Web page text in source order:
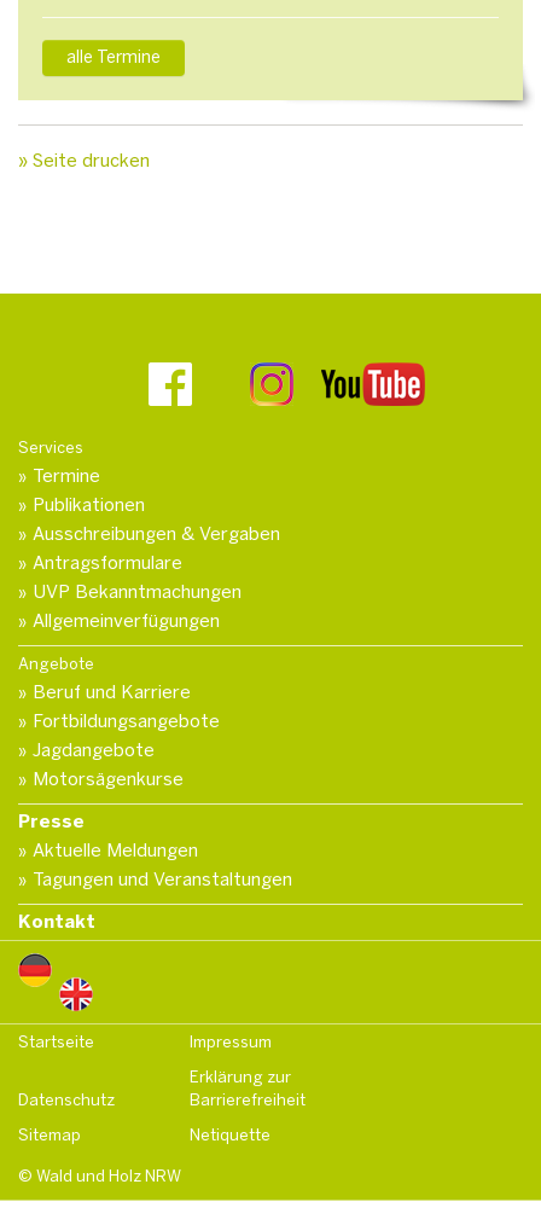
alle Termine
» Seite drucken
Services
Termine
Publikationen
Ausschreibungen & Vergaben
Antragsformulare
UVP Bekanntmachungen
Allgemeinverfügungen
Angebote
Beruf und Karriere
Fortbildungsangebote
Jagdangebote
Motorsägenkurse
Presse
Aktuelle Meldungen
Tagungen und Veranstaltungen
Kontakt
Startseite Impressum
Datenschutz
Erklärung zur
Barrierefreiheit
Sitemap
Netiquette
© Wald und Holz NRW